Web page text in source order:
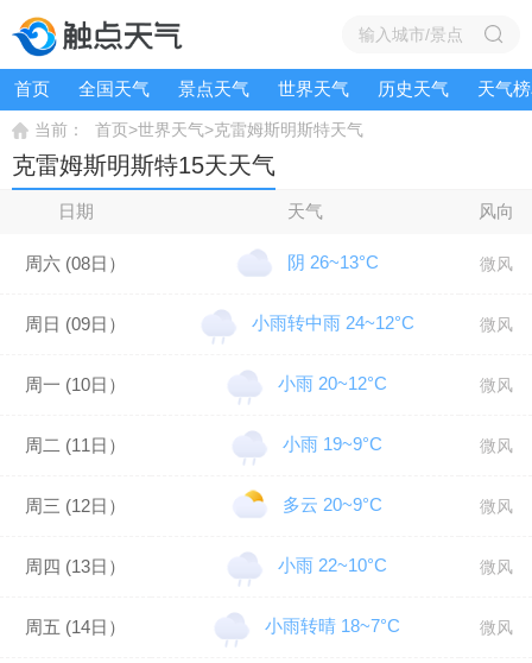
首页 全国天气 景点天气 世界天气 历史天气 天气
当前： 首页>世界天气>克雷姆斯明斯特天气
克雷姆斯明斯特15天天气
日期 天气 风向
周六 (08日） 阴 26~13°C 微风
周日 (09日） 小雨转中雨 24~12°C 微风
周一 (10日） 小雨 20~12°C 微风
周二 (11日） 小雨 19~9°C 微风
周三 (12日） 多云 20~9°C 微风
周四 (13日） 小雨 22~10°C 微风
周五 (14日） 小雨转晴 18~7°C 微风